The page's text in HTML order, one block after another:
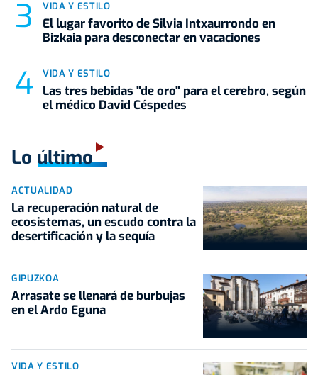
VIDA Y ESTILO
El lugar favorito de Silvia Intxaurrondo en
Bizkaia para desconectar en vacaciones
VIDA Y ESTILO
Las tres bebidas "de oro" para el cerebro, según
el médico David Céspedes
Lo último
ACTUALIDAD
La recuperación natural de
ecosistemas, un escudo contra la
desertificación y la sequía
GIPUZKOA
Arrasate se llenará de burbujas
en el Ardo Eguna
VIDA Y ESTILO